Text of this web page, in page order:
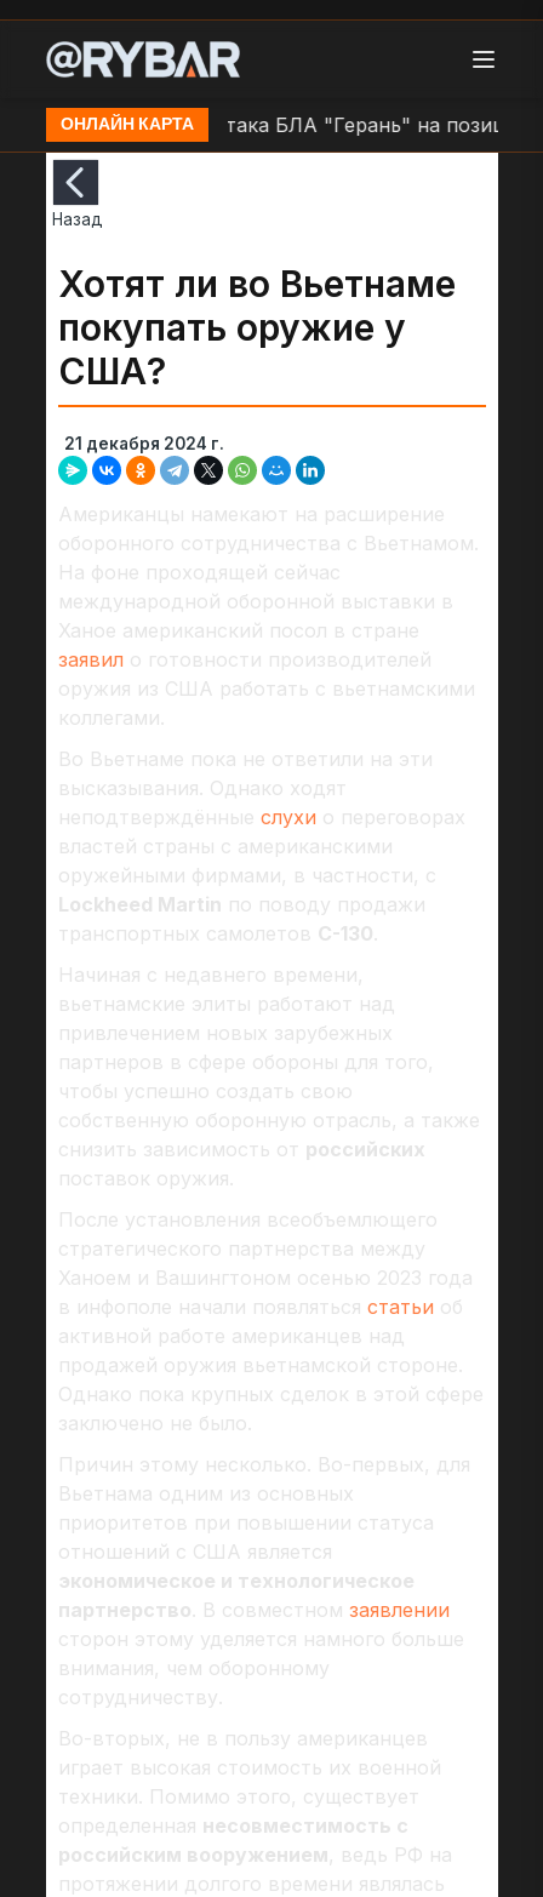
ОНЛАЙН КАРТА
н.п. Очаков Атака БЛА "Герань" на позиции
Назад
Хотят ли во Вьетнаме
покупать оружие у
США?
21 декабря 2024 г.
Американцы намекают на расширение
оборонного сотрудничества с Вьетнамом.
На фоне проходящей сейчас
международной оборонной выставки в
Ханое американский посол в стране
заявил о готовности производителей
оружия из США работать с вьетнамскими
коллегами.
Во Вьетнаме пока не ответили на эти
высказывания. Однако ходят
неподтверждённые слухи о переговорах
властей страны с американскими
оружейными фирмами, в частности, с
Lockheed Martin по поводу продажи
транспортных самолетов C-130.
Начиная с недавнего времени,
вьетнамские элиты работают над
привлечением новых зарубежных
партнеров в сфере обороны для того,
чтобы успешно создать свою
собственную оборонную отрасль, а также
снизить зависимость от российских
поставок оружия.
После установления всеобъемлющего
стратегического партнерства между
Ханоем и Вашингтоном осенью 2023 года
в инфополе начали появляться статьи об
активной работе американцев над
продажей оружия вьетнамской стороне.
Однако пока крупных сделок в этой сфере
заключено не было.
Причин этому несколько. Во-первых, для
Вьетнама одним из основных
приоритетов при повышении статуса
отношений с США является
экономическое и технологическое
партнерство. В совместном заявлении
сторон этому уделяется намного больше
внимания, чем оборонному
сотрудничеству.
Во-вторых, не в пользу американцев
играет высокая стоимость их военной
техники. Помимо этого, существует
определенная несовместимость с
российским вооружением, ведь РФ на
протяжении долгого времени являлась